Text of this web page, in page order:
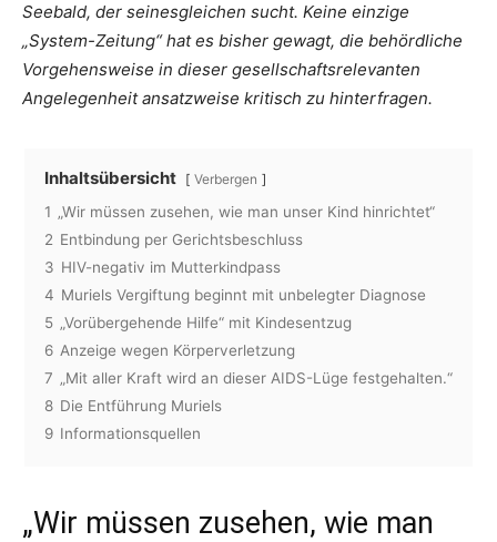
Seebald, der seinesgleichen sucht. Keine einzige
„System-Zeitung“ hat es bisher gewagt, die behördliche
Vorgehensweise in dieser gesellschaftsrelevanten
Angelegenheit ansatzweise kritisch zu hinterfragen.
Inhaltsübersicht Verbergen
1 „Wir müssen zusehen, wie man unser Kind hinrichtet“
2 Entbindung per Gerichtsbeschluss
3 HIV-negativ im Mutterkindpass
4 Muriels Vergiftung beginnt mit unbelegter Diagnose
5 „Vorübergehende Hilfe“ mit Kindesentzug
6 Anzeige wegen Körperverletzung
7 „Mit aller Kraft wird an dieser AIDS-Lüge festgehalten.“
8 Die Entführung Muriels
9 Informationsquellen
„Wir müssen zusehen, wie man